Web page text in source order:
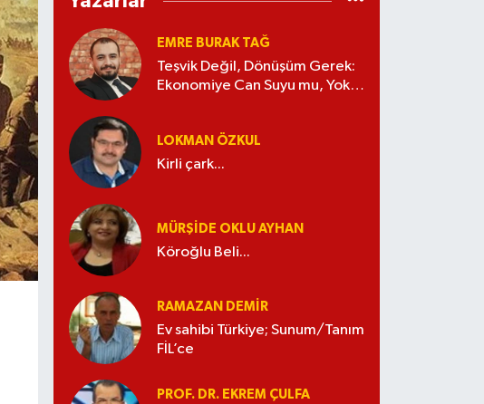
EMRE BURAK TAĞ
Teşvik Değil, Dönüşüm Gerek:
Ekonomiye Can Suyu mu, Yoksa
LOKMAN ÖZKUL
Kirli çark...
MÜRŞIDE OKLU AYHAN
Köroğlu Beli...
RAMAZAN DEMİR
Ev sahibi Türkiye; Sunum/Tanım
FİL’ce
PROF. DR. EKREM ÇULFA